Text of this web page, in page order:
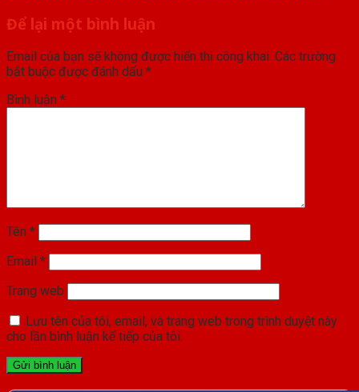
Để lại một bình luận
Email của bạn sẽ không được hiển thị công khai. Các trường
bắt buộc được đánh dấu *
Bình luận *
Tên *
Email *
Trang web
Lưu tên của tôi, email, và trang web trong trình duyệt này
cho lần bình luận kế tiếp của tôi.